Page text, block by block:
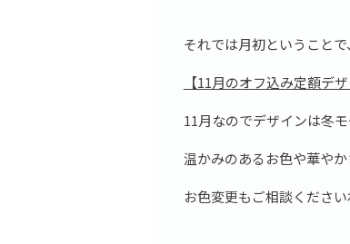
それでは月初ということ
【11月のオフ込み定額デザ
11月なのでデザインは冬
温かみのあるお色や華や
お色変更もご相談ください